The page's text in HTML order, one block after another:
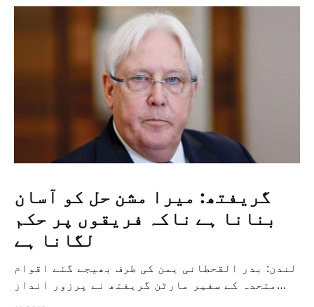
گریفتھ: میرا مشن حل کو آسان
بنانا ہے ناکہ فریقوں پر حکم
لگانا ہے
لندن: بدر القحطانی یمن کی طرف بھیجے گئے اقوام
متحدہ کے سفیر مارٹن گریفتھ نے پرزور انداز